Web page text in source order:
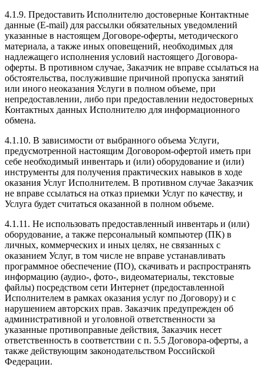
4.1.9. Предоставить Исполнителю достоверные Контактные
данные (E-mail) для рассылки обязательных уведомлений
указанные в настоящем Договоре-оферты, методического
материала, а также иных оповещений, необходимых для
надлежащего исполнения условий настоящего Договора-
оферты. В противном случае, Заказчик не вправе ссылаться на
обстоятельства, послужившие причиной пропуска занятий
или иного неоказания Услуги в полном объеме, при
непредоставлении, либо при предоставлении недостоверных
Контактных данных Исполнителю для информационного
обмена.
4.1.10. В зависимости от выбранного объема Услуги,
предусмотренной настоящим Договором-офертой иметь при
себе необходимый инвентарь и (или) оборудование и (или)
инструменты для получения практических навыков в ходе
оказания Услуг Исполнителем. В противном случае Заказчик
не вправе ссылаться на отказ приемки Услуг по качеству, и
Услуга будет считаться оказанной в полном объеме.
4.1.11. Не использовать предоставленный инвентарь и (или)
оборудование, а также персональный компьютер (ПК) в
личных, коммерческих и иных целях, не связанных с
оказанием Услуг, в том числе не вправе устанавливать
программное обеспечение (ПО), скачивать и распространять
информацию (аудио-, фото-, видеоматериалы, текстовые
файлы) посредством сети Интернет (предоставленной
Исполнителем в рамках оказания услуг по Договору) и с
нарушением авторских прав. Заказчик предупрежден об
административной и уголовной ответственности за
указанные противоправные действия, Заказчик несет
ответственность в соответствии с п. 5.5 Договора-оферты, а
также действующим законодательством Российской
Федерации.